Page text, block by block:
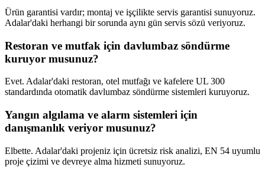
Ürün garantisi vardır; montaj ve işçilikte servis garantisi sunuyoruz.
Adalar'daki herhangi bir sorunda aynı gün servis sözü veriyoruz.
Restoran ve mutfak için davlumbaz söndürme
kuruyor musunuz?
Evet. Adalar'daki restoran, otel mutfağı ve kafelere UL 300
standardında otomatik davlumbaz söndürme sistemleri kuruyoruz.
Yangın algılama ve alarm sistemleri için
danışmanlık veriyor musunuz?
Elbette. Adalar'daki projeniz için ücretsiz risk analizi, EN 54 uyumlu
proje çizimi ve devreye alma hizmeti sunuyoruz.